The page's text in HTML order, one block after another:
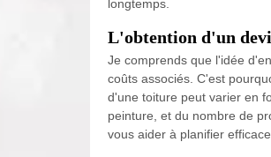
longtemps.
L'obtention d'un
Je comprends que l'idée
coûts associés. C'est
d'une toiture peut varier en
peinture, et du nombre de
vous aider à planifier